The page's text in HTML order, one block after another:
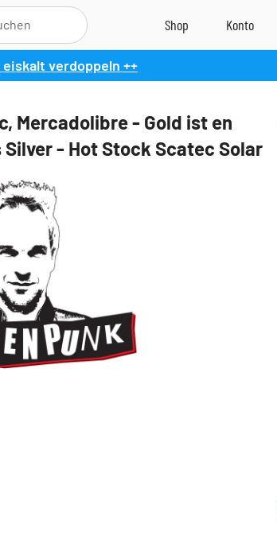
eiskalt verdoppeln ++
Mercadolibre - Gold ist en
- Hot Stock Scatec Solar